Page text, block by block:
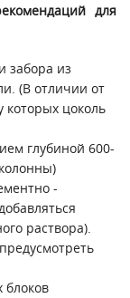
для
забора из
(В отличии от
которых цоколь
глубиной 600-
-
раствора).
блоков